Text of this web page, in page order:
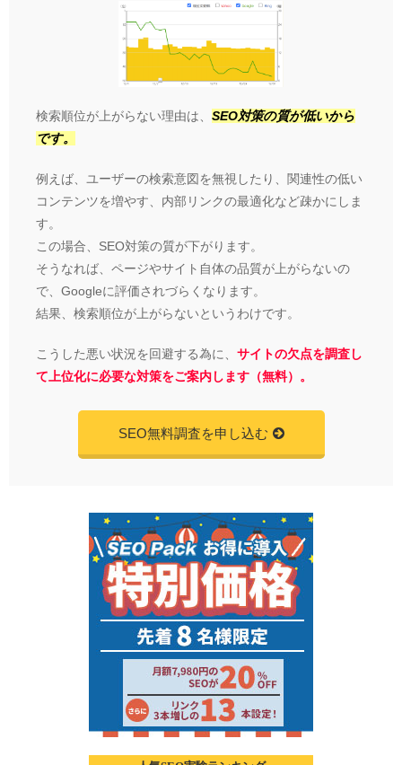
検索順位が上がらない理由は、 SEO対策の質が低いから
です。
例えば、ユーザーの検索意図を無視したり、関連性の低い
コンテンツを増やす、内部リンクの最適化など疎かにしま
す。
この場合、SEO対策の質が下がります。
そうなれば、ページやサイト自体の品質が上がらないの
で、Googleに評価されづらくなります。
結果、検索順位が上がらないというわけです。
こうした悪い状況を回避する為に、 サイトの欠点を調査し
て上位化に必要な対策をご案内します（無料）。
SEO無料調査を申し込む